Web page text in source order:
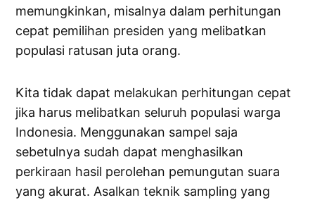
memungkinkan, misalnya dalam perhitungan
cepat pemilihan presiden yang melibatkan
populasi ratusan juta orang.
Kita tidak dapat melakukan perhitungan cepat
jika harus melibatkan seluruh populasi warga
Indonesia. Menggunakan sampel saja
sebetulnya sudah dapat menghasilkan
perkiraan hasil perolehan pemungutan suara
yang akurat. Asalkan teknik sampling yang